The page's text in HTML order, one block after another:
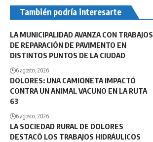
También podría interesarte
LA MUNICIPALIDAD AVANZA CON TRABAJOS
DE REPARACIÓN DE PAVIMENTO EN
DISTINTOS PUNTOS DE LA CIUDAD
6 agosto, 2026
DOLORES: UNA CAMIONETA IMPACTÓ
CONTRA UN ANIMAL VACUNO EN LA RUTA
63
6 agosto, 2026
LA SOCIEDAD RURAL DE DOLORES
DESTACÓ LOS TRABAJOS HIDRÁULICOS